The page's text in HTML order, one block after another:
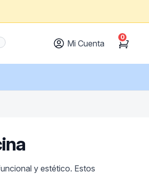
Mi Cuenta Cart
0
y estético. Estos